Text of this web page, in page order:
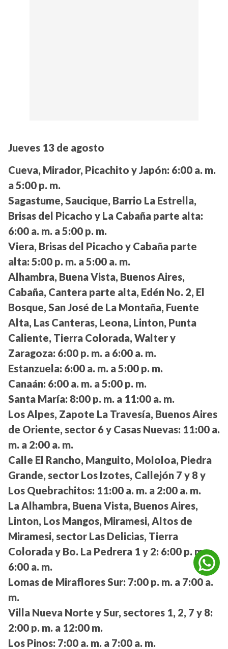
Jueves 13 de agosto
Cueva, Mirador, Picachito y Japón: 6:00 a. m.
a 5:00 p. m.
Sagastume, Saucique, Barrio La Estrella,
Brisas del Picacho y La Cabaña parte alta:
6:00 a. m. a 5:00 p. m.
Viera, Brisas del Picacho y Cabaña parte
alta: 5:00 p. m. a 5:00 a. m.
Alhambra, Buena Vista, Buenos Aires,
Cabaña, Cantera parte alta, Edén No. 2, El
Bosque, San José de La Montaña, Fuente
Alta, Las Canteras, Leona, Linton, Punta
Caliente, Tierra Colorada, Walter y
Zaragoza: 6:00 p. m. a 6:00 a. m.
Estanzuela: 6:00 a. m. a 5:00 p. m.
Canaán: 6:00 a. m. a 5:00 p. m.
Santa María: 8:00 p. m. a 11:00 a. m.
Los Alpes, Zapote La Travesía, Buenos Aires
de Oriente, sector 6 y Casas Nuevas: 11:00 a.
m. a 2:00 a. m.
Calle El Rancho, Manguito, Mololoa, Piedra
Grande, sector Los Izotes, Callejón 7 y 8 y
Los Quebrachitos: 11:00 a. m. a 2:00 a. m.
La Alhambra, Buena Vista, Buenos Aires,
Linton, Los Mangos, Miramesi, Altos de
Miramesi, sector Las Delicias, Tierra
Colorada y Bo. La Pedrera 1 y 2: 6:00 p. m. a
6:00 a. m.
Lomas de Miraflores Sur: 7:00 p. m. a 7:00 a.
m.
Villa Nueva Norte y Sur, sectores 1, 2, 7 y 8:
2:00 p. m. a 12:00 m.
Los Pinos: 7:00 a. m. a 7:00 a. m.